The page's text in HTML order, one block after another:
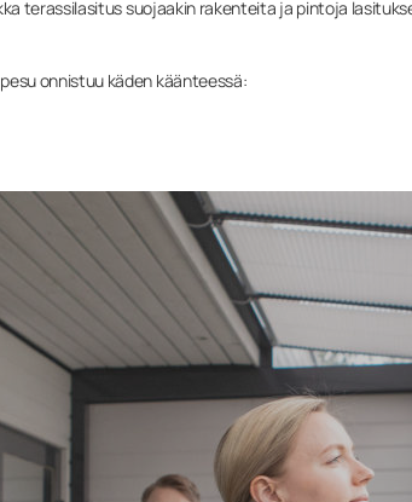
terassilasitus suojaakin rakenteita ja pintoja
onnistuu käden käänteessä: